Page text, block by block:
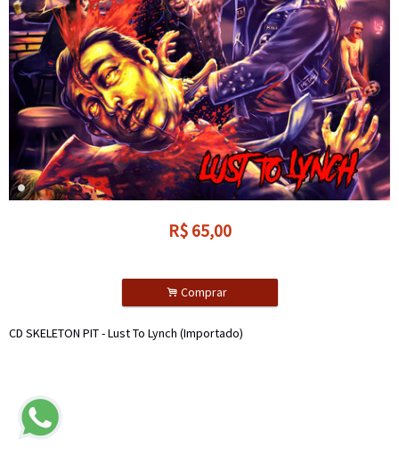
R$ 65,00
. Comprar
CD SKELETON PIT - Lust To Lynch (Importado)